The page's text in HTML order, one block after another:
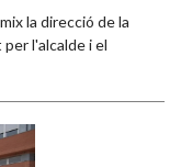
la direcció de la
l'alcalde i el